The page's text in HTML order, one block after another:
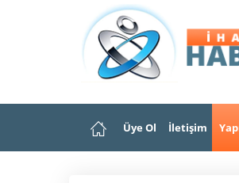
Üye Ol İletişim